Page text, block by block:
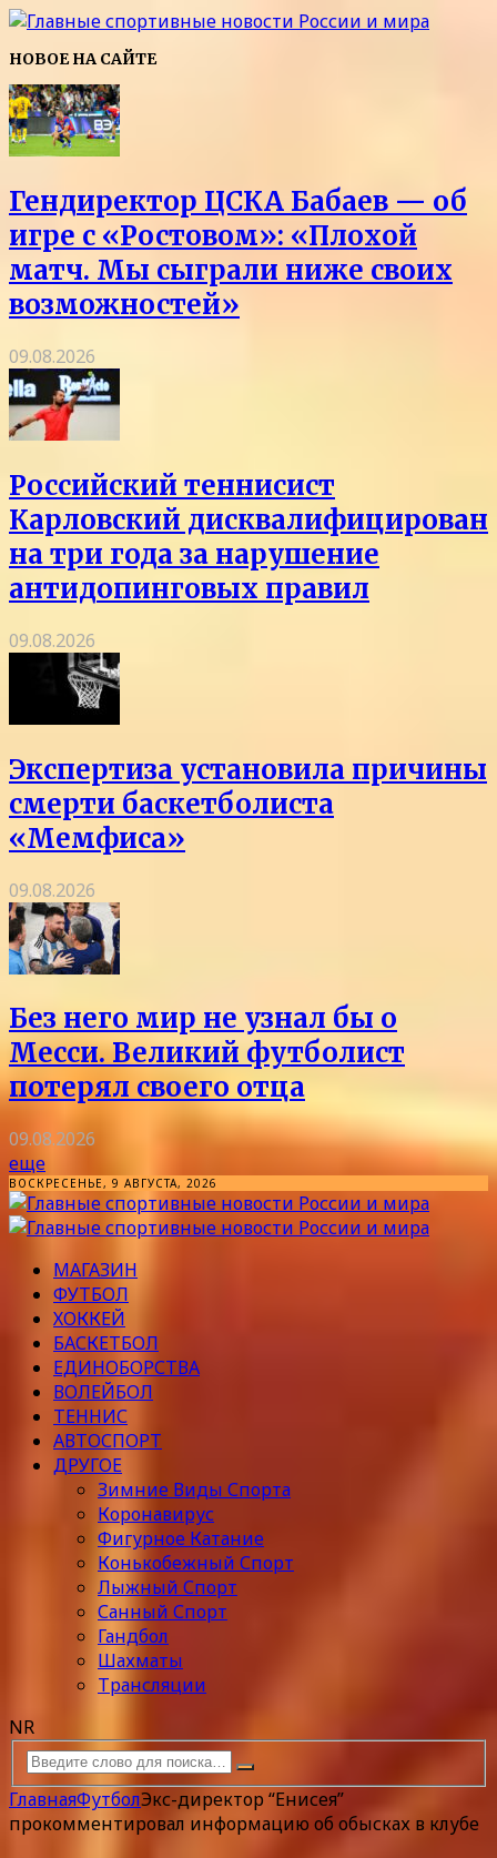
НОВОЕ НА САЙТЕ
Гендиректор ЦСКА Бабаев — об
игре с «Ростовом»: «Плохой
матч. Мы сыграли ниже своих
возможностей»
09.08.2026
Российский теннисист
Карловский дисквалифицирован
на три года за нарушение
антидопинговых правил
09.08.2026
Экспертиза установила причины
смерти баскетболиста
«Мемфиса»
09.08.2026
Без него мир не узнал бы о
Месси. Великий футболист
потерял своего отца
09.08.2026
еще
ВОСКРЕСЕНЬЕ, 9 АВГУСТА, 2026
МАГАЗИН
ФУТБОЛ
ХОККЕЙ
БАСКЕТБОЛ
ЕДИНОБОРСТВА
ВОЛЕЙБОЛ
ТЕННИС
АВТОСПОРТ
ДРУГОЕ
Зимние Виды Спорта
Коронавирус
Фигурное Катание
Конькобежный Спорт
Лыжный Спорт
Санный Спорт
Гандбол
Шахматы
Трансляции
NR
ГлавнаяФутболЭкс-директор “Енисея”
прокомментировал информацию об обысках в клубе